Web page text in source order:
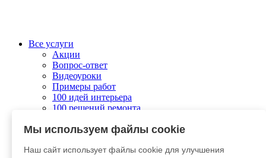
Все услуги
Акции
Вопрос-ответ
Видеоуроки
Примеры работ
100 идей интерьера
100 решений ремонта
О компании
Отправить заявку
Мы используем файлы cookie
Наш сайт использует файлы cookie для улучшения